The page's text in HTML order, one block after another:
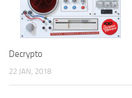
Decrypto
22 JAN, 2018